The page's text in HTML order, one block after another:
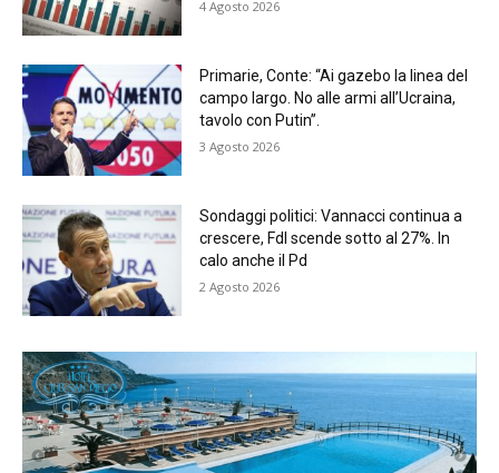
4 Agosto 2026
Primarie, Conte: “Ai gazebo la linea del
campo largo. No alle armi all’Ucraina,
tavolo con Putin”.
3 Agosto 2026
Sondaggi politici: Vannacci continua a
crescere, FdI scende sotto al 27%. In
calo anche il Pd
2 Agosto 2026